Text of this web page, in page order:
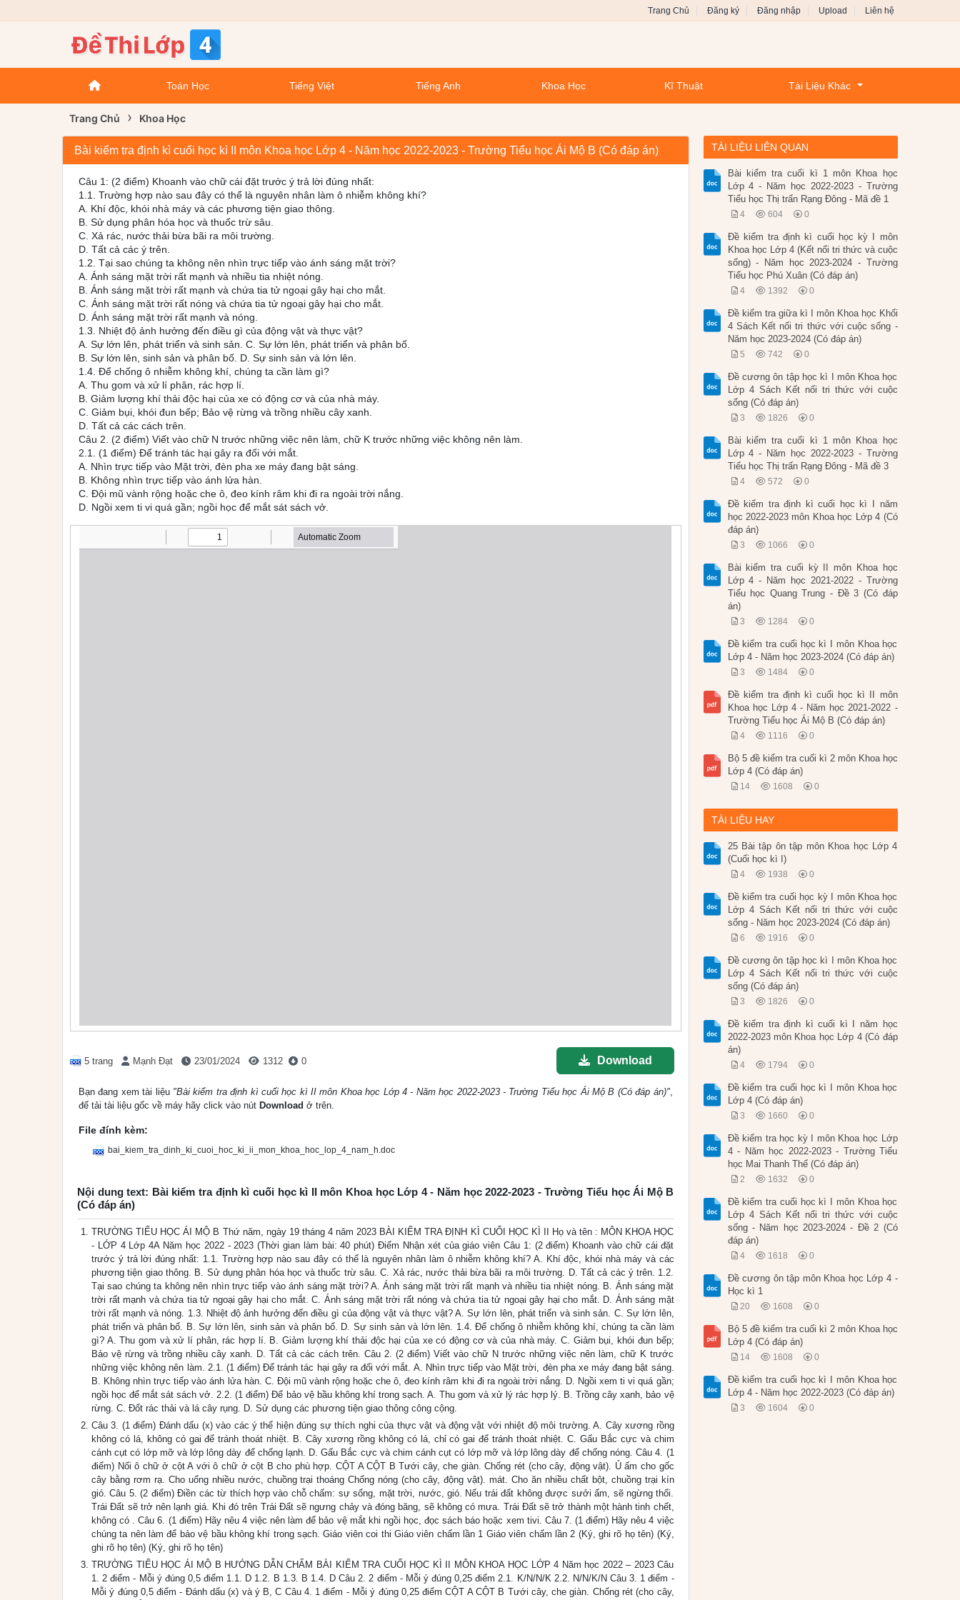
Trang Chủ Đăng ký Đăng nhập Upload Liên hệ
Toán Học Tiếng Việt Tiếng Anh Khoa Học Kĩ Thuật Tài Liệu Khác
Trang Chủ › Khoa Học
Bài kiểm tra định kì cuối học kì II môn Khoa học Lớp 4 - Năm học 2022-2023 - Trường Tiểu học Ái Mộ B (Có đáp án)
Câu 1: (2 điểm) Khoanh vào chữ cái đặt trước ý trả lời đúng nhất:
1.1. Trường hợp nào sau đây có thể là nguyên nhân làm ô nhiễm không khí?
A. Khí độc, khói nhà máy và các phương tiện giao thông.
B. Sử dụng phân hóa học và thuốc trừ sâu.
C. Xả rác, nước thải bừa bãi ra môi trường.
D. Tất cả các ý trên.
1.2. Tại sao chúng ta không nên nhìn trực tiếp vào ánh sáng mặt trời?
A. Ánh sáng mặt trời rất mạnh và nhiều tia nhiệt nóng.
B. Ánh sáng mặt trời rất mạnh và chứa tia tử ngoại gây hại cho mắt.
C. Ánh sáng mặt trời rất nóng và chứa tia tử ngoại gây hại cho mắt.
D. Ánh sáng mặt trời rất mạnh và nóng.
1.3. Nhiệt độ ảnh hưởng đến điều gì của động vật và thực vật?
A. Sự lớn lên, phát triển và sinh sản. C. Sự lớn lên, phát triển và phân bố.
B. Sự lớn lên, sinh sản và phân bố. D. Sự sinh sản và lớn lên.
1.4. Để chống ô nhiễm không khí, chúng ta cần làm gì?
A. Thu gom và xử lí phân, rác hợp lí.
B. Giảm lượng khí thải độc hại của xe có động cơ và của nhà máy.
C. Giảm bụi, khói đun bếp; Bảo vệ rừng và trồng nhiều cây xanh.
D. Tất cả các cách trên.
Câu 2. (2 điểm) Viết vào chữ N trước những việc nên làm, chữ K trước những việc không nên làm.
2.1. (1 điểm) Để tránh tác hại gây ra đối với mắt.
A. Nhìn trực tiếp vào Mặt trời, đèn pha xe máy đang bật sáng.
B. Không nhìn trực tiếp vào ánh lửa hàn.
C. Đội mũ vành rộng hoặc che ô, đeo kính râm khi đi ra ngoài trời nắng.
D. Ngồi xem ti vi quá gần; ngồi học để mắt sát sách vở.
5 trang Mạnh Đạt 23/01/2024 1312 0 Download
Bạn đang xem tài liệu "Bài kiểm tra định kì cuối học kì II môn Khoa học Lớp 4 - Năm học 2022-2023 - Trường Tiểu học Ái Mộ B (Có đáp án)",
để tải tài liệu gốc về máy hãy click vào nút Download ở trên.
File đính kèm:
bai_kiem_tra_dinh_ki_cuoi_hoc_ki_ii_mon_khoa_hoc_lop_4_nam_h.doc
Nội dung text: Bài kiểm tra định kì cuối học kì II môn Khoa học Lớp 4 - Năm học 2022-2023 - Trường Tiểu học Ái Mộ B
(Có đáp án)
TRƯỜNG TIỂU HỌC ÁI MỘ B Thứ năm, ngày 19 tháng 4 năm 2023 BÀI KIỂM TRA ĐỊNH KÌ CUỐI HỌC KÌ II Họ và tên : MÔN KHOA HỌC
- LỚP 4 Lớp 4A Năm học 2022 - 2023 (Thời gian làm bài: 40 phút) Điểm Nhận xét của giáo viên Câu 1: (2 điểm) Khoanh vào chữ cái đặt
trước ý trả lời đúng nhất: 1.1. Trường hợp nào sau đây có thể là nguyên nhân làm ô nhiễm không khí? A. Khí độc, khói nhà máy và các
phương tiện giao thông. B. Sử dụng phân hóa học và thuốc trừ sâu. C. Xả rác, nước thải bừa bãi ra môi trường. D. Tất cả các ý trên. 1.2.
Tại sao chúng ta không nên nhìn trực tiếp vào ánh sáng mặt trời? A. Ánh sáng mặt trời rất mạnh và nhiều tia nhiệt nóng. B. Ánh sáng mặt
trời rất mạnh và chứa tia tử ngoại gây hại cho mắt. C. Ánh sáng mặt trời rất nóng và chứa tia tử ngoại gây hại cho mắt. D. Ánh sáng mặt
trời rất mạnh và nóng. 1.3. Nhiệt độ ảnh hưởng đến điều gì của động vật và thực vật? A. Sự lớn lên, phát triển và sinh sản. C. Sự lớn lên,
phát triển và phân bố. B. Sự lớn lên, sinh sản và phân bố. D. Sự sinh sản và lớn lên. 1.4. Để chống ô nhiễm không khí, chúng ta cần làm
gì? A. Thu gom và xử lí phân, rác hợp lí. B. Giảm lượng khí thải độc hại của xe có động cơ và của nhà máy. C. Giảm bụi, khói đun bếp;
Bảo vệ rừng và trồng nhiều cây xanh. D. Tất cả các cách trên. Câu 2. (2 điểm) Viết vào chữ N trước những việc nên làm, chữ K trước
những việc không nên làm. 2.1. (1 điểm) Để tránh tác hại gây ra đối với mắt. A. Nhìn trực tiếp vào Mặt trời, đèn pha xe máy đang bật sáng.
B. Không nhìn trực tiếp vào ánh lửa hàn. C. Đội mũ vành rộng hoặc che ô, đeo kính râm khi đi ra ngoài trời nắng. D. Ngồi xem ti vi quá gần;
ngồi học để mắt sát sách vở. 2.2. (1 điểm) Để bảo vệ bầu không khí trong sạch. A. Thu gom và xử lý rác hợp lý. B. Trồng cây xanh, bảo vệ
rừng. C. Đốt rác thải và lá cây rụng. D. Sử dụng các phương tiện giao thông công cộng.
Câu 3. (1 điểm) Đánh dấu (x) vào các ý thể hiện đúng sự thích nghi của thực vật và động vật với nhiệt độ môi trường. A. Cây xương rồng
không có lá, không có gai để tránh thoát nhiệt. B. Cây xương rồng không có lá, chỉ có gai để tránh thoát nhiệt. C. Gấu Bắc cực và chim
cánh cụt có lớp mỡ và lớp lông dày để chống lạnh. D. Gấu Bắc cực và chim cánh cụt có lớp mỡ và lớp lông dày để chống nóng. Câu 4. (1
điểm) Nối ô chữ ở cột A với ô chữ ở cột B cho phù hợp. CỘT A CỘT B Tưới cây, che giàn. Chống rét (cho cây, động vật). Ủ ấm cho gốc
cây bằng rơm rạ. Cho uống nhiều nước, chuồng trại thoáng Chống nóng (cho cây, động vật). mát. Cho ăn nhiều chất bột, chuồng trại kín
gió. Câu 5. (2 điểm) Điền các từ thích hợp vào chỗ chấm: sự sống, mặt trời, nước, gió. Nếu trái đất không được sưởi ấm, sẽ ngừng thổi.
Trái Đất sẽ trở nên lạnh giá. Khi đó trên Trái Đất sẽ ngưng chảy và đóng băng, sẽ không có mưa. Trái Đất sẽ trở thành một hành tinh chết,
không có . Câu 6. (1 điểm) Hãy nêu 4 việc nên làm để bảo vệ mắt khi ngồi học, đọc sách báo hoặc xem tivi. Câu 7. (1 điểm) Hãy nêu 4 việc
chúng ta nên làm để bảo vệ bầu không khí trong sạch. Giáo viên coi thi Giáo viên chấm lần 1 Giáo viên chấm lần 2 (Ký, ghi rõ họ tên) (Ký,
ghi rõ họ tên) (Ký, ghi rõ họ tên)
TRƯỜNG TIỂU HỌC ÁI MỘ B HƯỚNG DẪN CHẤM BÀI KIỂM TRA CUỐI HỌC KÌ II MÔN KHOA HỌC LỚP 4 Năm học 2022 – 2023 Câu
1. 2 điểm - Mỗi ý đúng 0,5 điểm 1.1. D 1.2. B 1.3. B 1.4. D Câu 2. 2 điểm - Mỗi ý đúng 0,25 điểm 2.1. K/N/N/K 2.2. N/N/K/N Câu 3. 1 điểm -
Mỗi ý đúng 0,5 điểm - Đánh dấu (x) và ý B, C Câu 4. 1 điểm - Mỗi ý đúng 0,25 điểm CỘT A CỘT B Tưới cây, che giàn. Chống rét (cho cây,
TÀI LIỆU LIÊN QUAN
Bài kiểm tra cuối kì 1 môn Khoa học
Lớp 4 - Năm học 2022-2023 - Trường
Tiểu học Thị trấn Rạng Đông - Mã đề 1
4 604 0
Đề kiểm tra định kì cuối học kỳ I môn
Khoa học Lớp 4 (Kết nối tri thức và cuộc
sống) - Năm học 2023-2024 - Trường
Tiểu học Phú Xuân (Có đáp án)
4 1392 0
Đề kiểm tra giữa kì I môn Khoa học Khối
4 Sách Kết nối tri thức với cuộc sống -
Năm học 2023-2024 (Có đáp án)
5 742 0
Đề cương ôn tập học kì I môn Khoa học
Lớp 4 Sách Kết nối tri thức với cuộc
sống (Có đáp án)
3 1826 0
Bài kiểm tra cuối kì 1 môn Khoa học
Lớp 4 - Năm học 2022-2023 - Trường
Tiểu học Thị trấn Rạng Đông - Mã đề 3
4 572 0
Đề kiểm tra định kì cuối học kì I năm
học 2022-2023 môn Khoa học Lớp 4 (Có
đáp án)
3 1066 0
Bài kiểm tra cuối kỳ II môn Khoa học
Lớp 4 - Năm học 2021-2022 - Trường
Tiểu học Quang Trung - Đề 3 (Có đáp
án)
3 1284 0
Đề kiểm tra cuối học kì I môn Khoa học
Lớp 4 - Năm học 2023-2024 (Có đáp án)
3 1484 0
Đề kiểm tra định kì cuối học kì II môn
Khoa học Lớp 4 - Năm học 2021-2022 -
Trường Tiểu học Ái Mộ B (Có đáp án)
4 1116 0
Bộ 5 đề kiểm tra cuối kì 2 môn Khoa học
Lớp 4 (Có đáp án)
14 1608 0
TÀI LIỆU HAY
25 Bài tập ôn tập môn Khoa học Lớp 4
(Cuối học kì I)
4 1938 0
Đề kiểm tra cuối học kỳ I môn Khoa học
Lớp 4 Sách Kết nối tri thức với cuộc
sống - Năm học 2023-2024 (Có đáp án)
6 1916 0
Đề cương ôn tập học kì I môn Khoa học
Lớp 4 Sách Kết nối tri thức với cuộc
sống (Có đáp án)
3 1826 0
Đề kiểm tra định kì cuối kì I năm học
2022-2023 môn Khoa học Lớp 4 (Có đáp
án)
4 1794 0
Đề kiểm tra cuối học kì I môn Khoa học
Lớp 4 (Có đáp án)
3 1660 0
Đề kiểm tra học kỳ I môn Khoa học Lớp
4 - Năm học 2022-2023 - Trường Tiểu
học Mai Thanh Thế (Có đáp án)
2 1632 0
Đề kiểm tra cuối học kì I môn Khoa học
Lớp 4 Sách Kết nối tri thức với cuộc
sống - Năm học 2023-2024 - Đề 2 (Có
đáp án)
4 1618 0
Đề cương ôn tập môn Khoa học Lớp 4 -
Học kì 1
20 1608 0
Bộ 5 đề kiểm tra cuối kì 2 môn Khoa học
Lớp 4 (Có đáp án)
14 1608 0
Đề kiểm tra cuối học kì I môn Khoa học
Lớp 4 - Năm học 2022-2023 (Có đáp án)
3 1604 0